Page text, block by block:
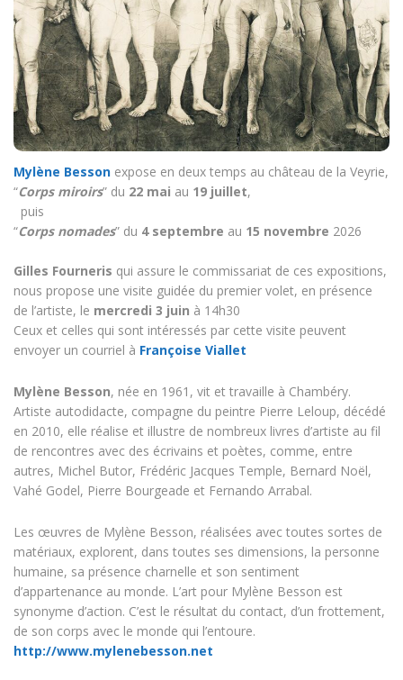
Mylène Besson expose en deux temps au château de la Veyrie,
“Corps miroirs” du 22 mai au 19 juillet,
puis
“Corps nomades” du 4 septembre au 15 novembre 2026
Gilles Fourneris qui assure le commissariat de ces expositions,
nous propose une visite guidée du premier volet, en présence
de l’artiste, le mercredi 3 juin à 14h30
Ceux et celles qui sont intéressés par cette visite peuvent
envoyer un courriel à Françoise Viallet
Mylène Besson, née en 1961, vit et travaille à Chambéry.
Artiste autodidacte, compagne du peintre Pierre Leloup, décédé
en 2010, elle réalise et illustre de nombreux livres d’artiste au fil
de rencontres avec des écrivains et poètes, comme, entre
autres, Michel Butor, Frédéric Jacques Temple, Bernard Noël,
Vahé Godel, Pierre Bourgeade et Fernando Arrabal.
Les œuvres de Mylène Besson, réalisées avec toutes sortes de
matériaux, explorent, dans toutes ses dimensions, la personne
humaine, sa présence charnelle et son sentiment
d’appartenance au monde. L’art pour Mylène Besson est
synonyme d’action. C’est le résultat du contact, d’un frottement,
de son corps avec le monde qui l’entoure.
http://www.mylenebesson.net